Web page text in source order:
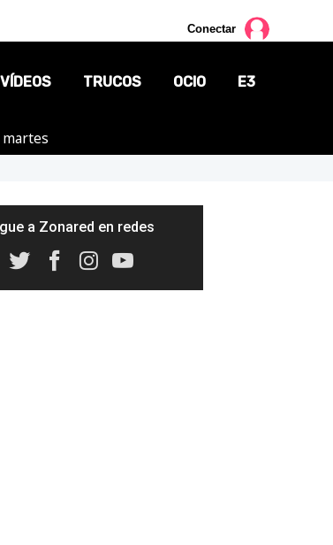
Conectar
VÍDEOS TRUCOS OCIO E3
a Zonared en redes